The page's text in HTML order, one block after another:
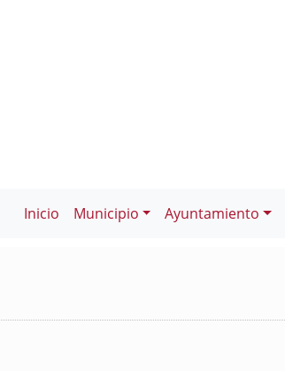
Inicio Municipio Ayuntamiento